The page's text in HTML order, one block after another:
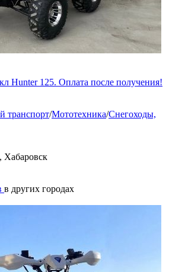
Hunter 125. Оплата после получения!
транспорт/Мототехника/Снегоходы,
Хабаровск
в других городах